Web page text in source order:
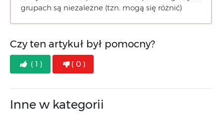
grupach są niezależne (tzn. mogą się różnić)
Czy ten artykuł był pomocny?
( 1 ) ( 0 )
Inne w kategorii